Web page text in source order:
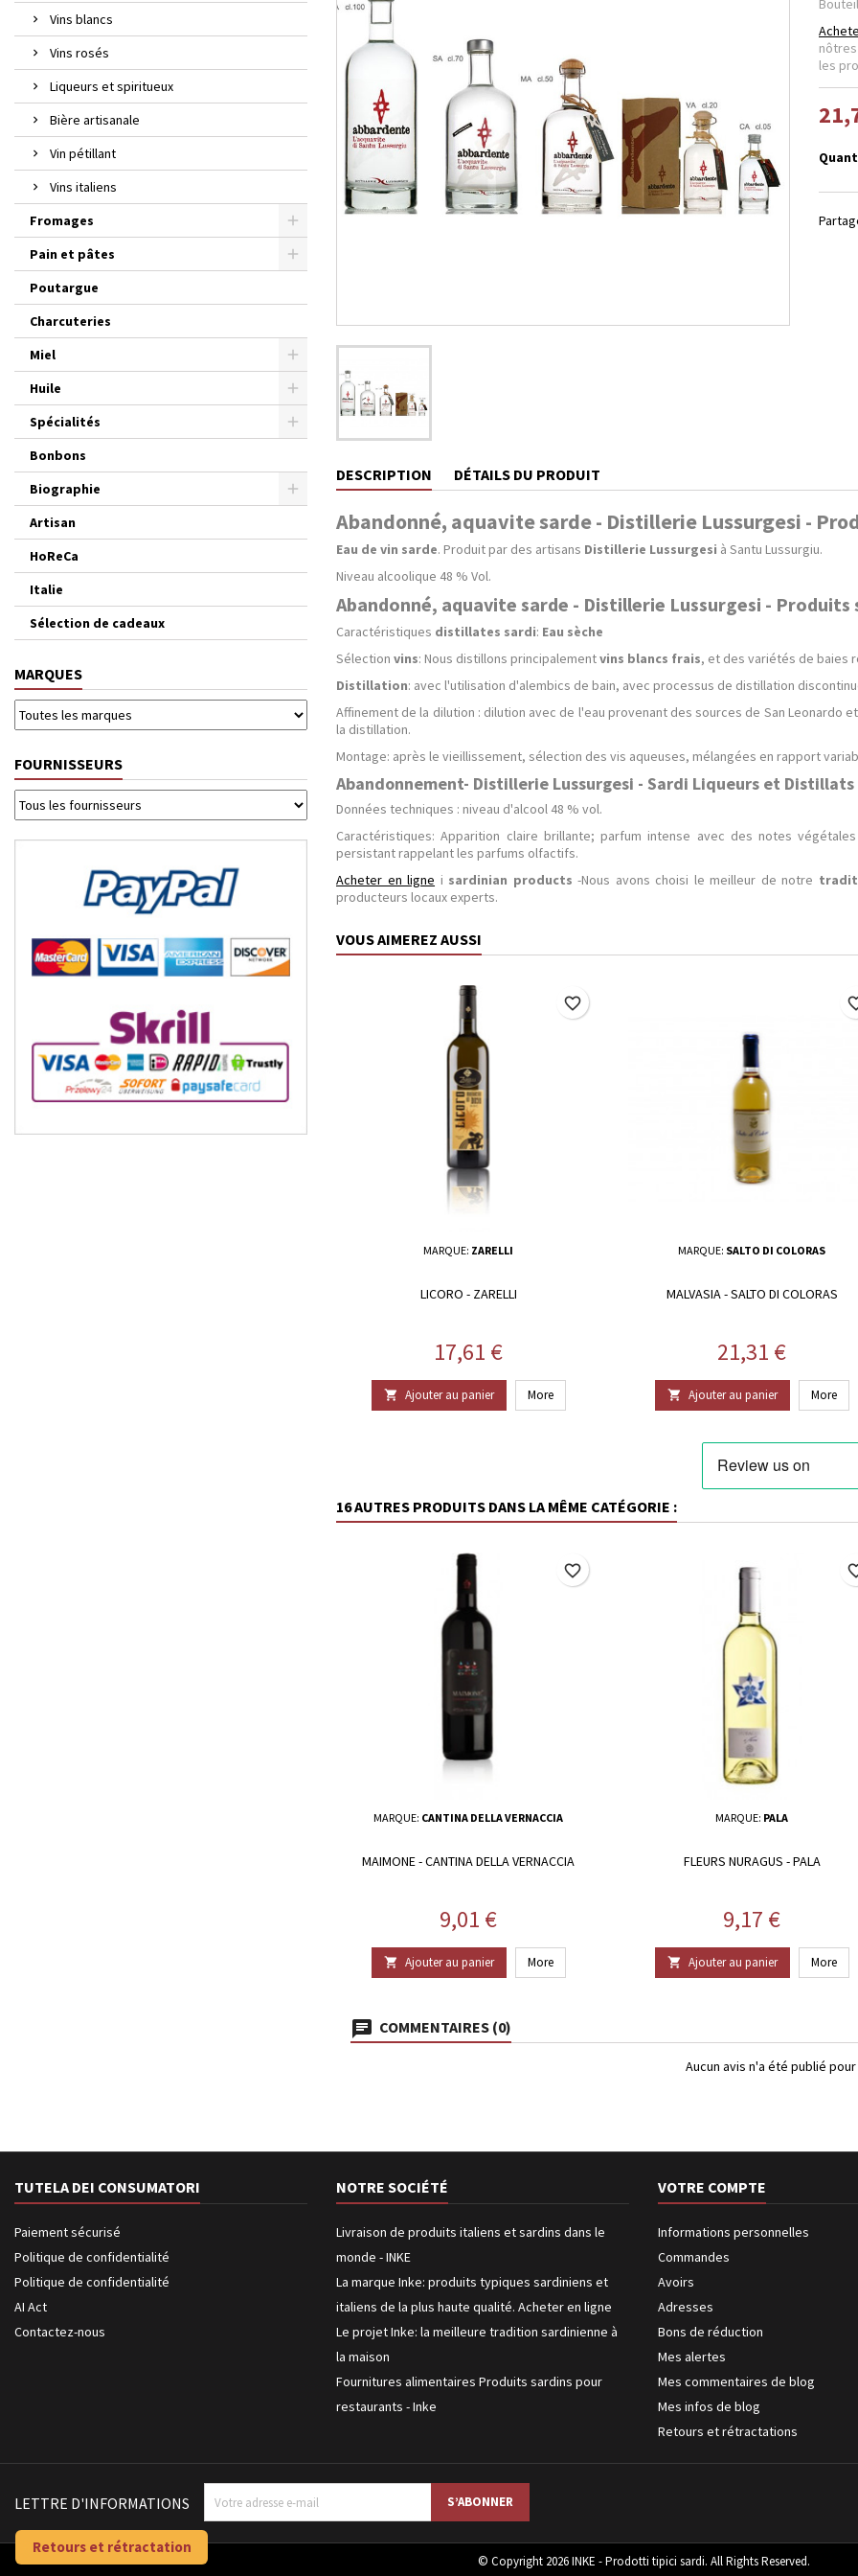
Vins blancs
Vins rosés
Liqueurs et spiritueux
Bière artisanale
Vin pétillant
Vins italiens
Fromages
Pain et pâtes
Poutargue
Charcuteries
Miel
Huile
Spécialités
Bonbons
Biographie
Artisan
HoReCa
Italie
Sélection de cadeaux
MARQUES
FOURNISSEURS
nôtres
les
DESCRIPTION DÉTAILS DU PRODUIT
Abandonné, aquavite sarde - Distillerie Lussurgesi -
Eau de vin sarde. Produit par des artisans Distillerie Lussurgesi à Santu Lussurgiu.
Niveau alcoolique 48 % Vol.
Abandonné, aquavite sarde - Distillerie Lussurgesi - Produits
Caractéristiques distillates sardi: Eau sèche
Sélection vins: Nous distillons principalementvins blancs frais, et des variétés de baies
Distillation: avec l'utilisation d'alembics de bain, avec processus de distillation
Affinement de la dilution : dilution avec de l'eau provenant des sources de San
la distillation.
Montage: après le vieillissement, sélection des vis aqueuses, mélangées en rapport
Abandonnement- Distillerie Lussurgesi - Sardi Liqueurs et Distillats
Données techniques : niveau d'alcool 48 % vol.
Caractéristiques: Apparition claire brillante; parfum intense avec des notes
persistant rappelant les parfums olfactifs.
Acheter en ligne i sardinian products -Nous avons choisi le meilleur de notre
producteurs locaux experts.
VOUS AIMEREZ AUSSI
MARQUE: ZARELLI
LICORO - ZARELLI
Prix
17,61 €
 Ajouter au panier More
favorite_border
MARQUE: SALTO DI COLORAS
MALVASIA - SALTO DI COLORAS
Prix
21,31 €
 Ajouter au panier More
16 AUTRES PRODUITS DANS LA MÊME CATÉGORIE :
MARQUE: CANTINA DELLA VERNACCIA
MAIMONE - CANTINA DELLA VERNACCIA
Prix
9,01 €
 Ajouter au panier More
favorite_border
MARQUE: PALA
FLEURS NURAGUS - PALA
Prix
9,17 €
 Ajouter au panier More
COMMENTAIRES (0)
Aucun avis n'a été publié
TUTELA DEI CONSUMATORI
Paiement sécurisé
Politique de confidentialité
Politique de confidentialité
AI Act
Contactez-nous
NOTRE SOCIÉTÉ
Livraison de produits italiens et sardins dans le
monde - INKE
La marque Inke: produits typiques sardiniens et
italiens de la plus haute qualité. Acheter en ligne
Le projet Inke: la meilleure tradition sardinienne à
la maison
Fournitures alimentaires Produits sardins pour
restaurants - Inke
VOTRE COMPTE
Informations personnelles
Commandes
Avoirs
Adresses
Bons de réduction
Mes alertes
Mes commentaires de blog
Mes infos de blog
Retours et rétractations
LETTRE D'INFORMATIONS
© Copyright 2026 INKE - Prodotti tipici sardi. All Rights Reserved.
Retours et rétractation